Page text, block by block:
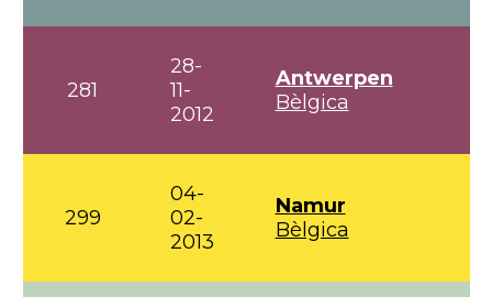
281
28-
11-
2012
Antwerpen
Bèlgica
299
04-
02-
2013
Namur
Bèlgica